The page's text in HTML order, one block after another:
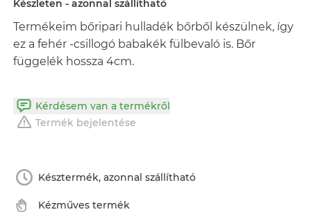
Készleten - azonnal szállítható
Termékeim bőripari hulladék bőrből készülnek, így
ez a fehér -csillogó babakék fülbevaló is. Bőr
függelék hossza 4cm.
Kérdésem van a termékről
Termék bejelentése
Késztermék, azonnal szállítható
Kézműves termék